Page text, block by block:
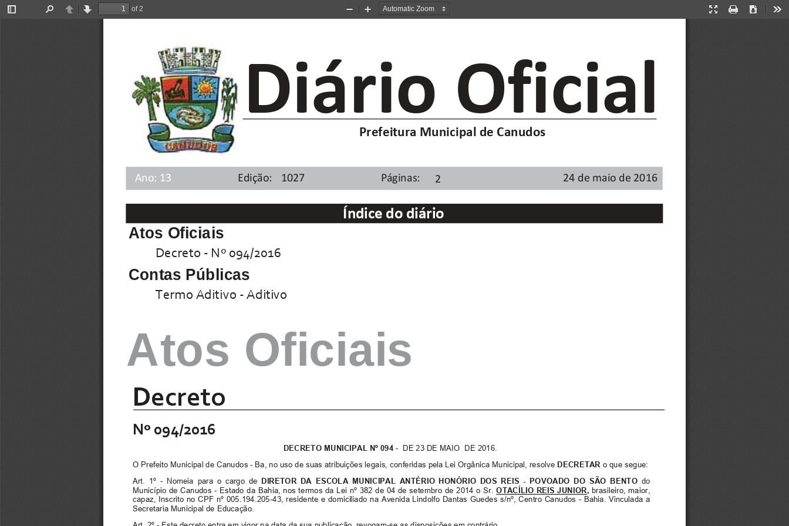
Toggle
PreviousNext
of 2
Presentation
Print Download
Zoom
Zoom
Diário Oficial
Ano:13 24 de maio de 2016
Edição: 1027 2
Páginas:
Prefeitura Municipal de Canudos
Índice do diário
Atos Oficiais
Decreto - Nº 094/2016
Contas Públicas
Termo Aditivo - Aditivo
Atos Oficiais
Decreto
Nº 094/2016
DECRETO MUNICIPAL Nº 094 -  DE 23 DE MAIO  DE 2016.
O Prefeito Municipal de Canudos - Ba, no uso de suas atribuições legais, conferidas pela Lei Orgânica Municipal, resolve DECRETAR o que segue:
Art. 1º - Nomeia para o cargo de DIRETOR DA ESCOLA MUNICIPAL ANTÉRIO HONÓRIO DOS REIS - POVOADO DO SÃO BENTO
do
Município de Canudos - Estado da Bahia, nos termos da Lei nº 382 de 04 de setembrode2014oSr. OTACÍLIO REIS JUNIOR brasileiro, maior,
capaz, Inscrito no CPF nº 005.194.205-43, residente e domiciliado na Avenida Lindolfo Dantas Guedes s/nº, Centro Canudos - Bahia. Vinculada a
Secretaria Municipal de Educação.
Art. 2º - Este decreto entra em vigor na data da sua publicação, revogam-se as disposições em contrário.